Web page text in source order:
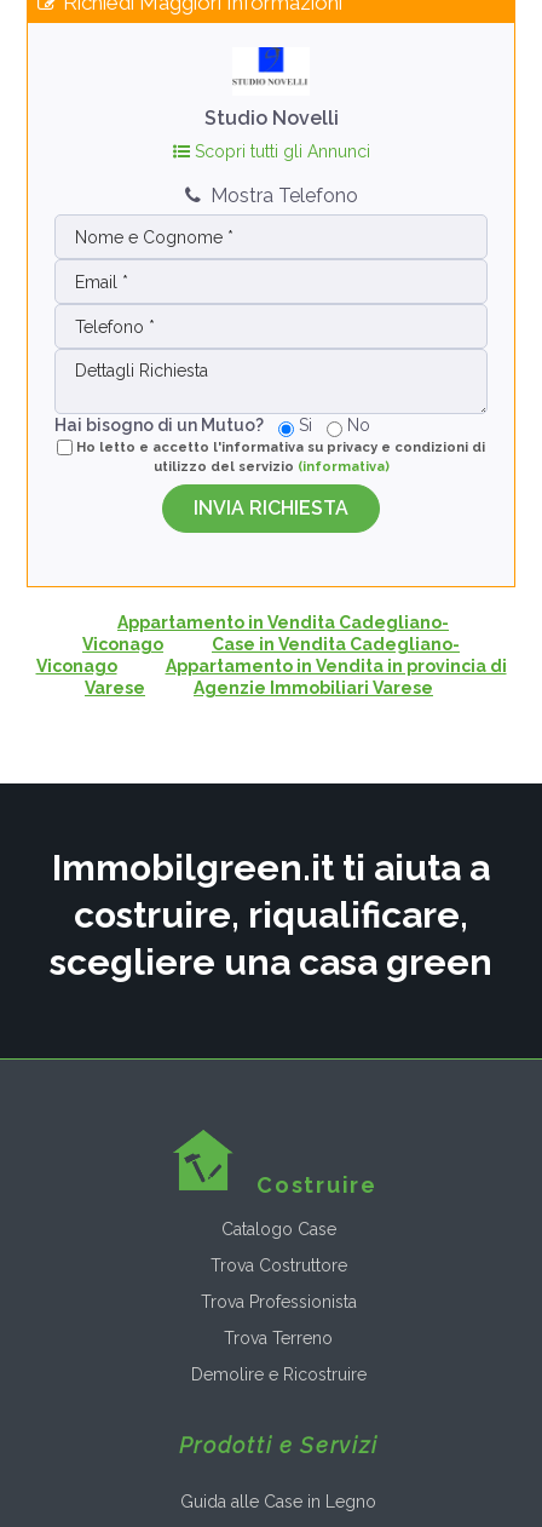
Studio Novelli
Scopri tutti gli Annunci
Mostra Telefono
Hai bisogno di un Mutuo? Si No
Ho letto e accetto l'informativa su privacy e condizioni di
utilizzo del servizio (informativa)
Appartamento in Vendita Cadegliano-
Viconago
Case in Vendita Cadegliano-
Viconago
Appartamento in Vendita in provincia di
Varese
Agenzie Immobiliari Varese
Immobilgreen.it ti aiuta a
costruire, riqualificare,
scegliere una casa green
Costruire
Catalogo Case
Trova Costruttore
Trova Professionista
Trova Terreno
Demolire e Ricostruire
Prodotti e Servizi
Guida alle Case in Legno